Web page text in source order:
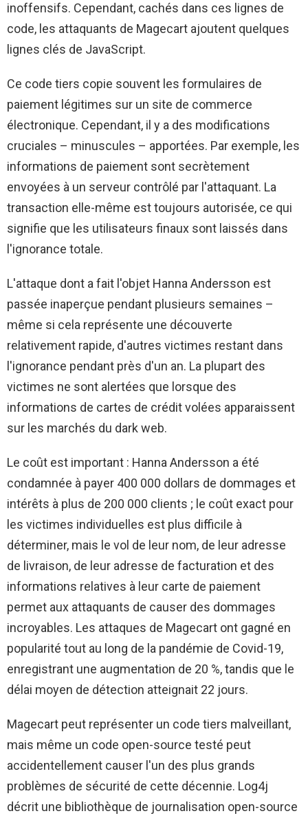
inoffensifs. Cependant, cachés dans ces lignes de
code, les attaquants de Magecart ajoutent quelques
lignes clés de JavaScript.
Ce code tiers copie souvent les formulaires de
paiement légitimes sur un site de commerce
électronique. Cependant, il y a des modifications
cruciales – minuscules – apportées. Par exemple, les
informations de paiement sont secrètement
envoyées à un serveur contrôlé par l'attaquant. La
transaction elle-même est toujours autorisée, ce qui
signifie que les utilisateurs finaux sont laissés dans
l'ignorance totale.
L'attaque dont a fait l'objet Hanna Andersson est
passée inaperçue pendant plusieurs semaines –
même si cela représente une découverte
relativement rapide, d'autres victimes restant dans
l'ignorance pendant près d'un an. La plupart des
victimes ne sont alertées que lorsque des
informations de cartes de crédit volées apparaissent
sur les marchés du dark web.
Le coût est important : Hanna Andersson a été
condamnée à payer 400 000 dollars de dommages et
intérêts à plus de 200 000 clients ; le coût exact pour
les victimes individuelles est plus difficile à
déterminer, mais le vol de leur nom, de leur adresse
de livraison, de leur adresse de facturation et des
informations relatives à leur carte de paiement
permet aux attaquants de causer des dommages
incroyables. Les attaques de Magecart ont gagné en
popularité tout au long de la pandémie de Covid-19,
enregistrant une augmentation de 20 %, tandis que le
délai moyen de détection atteignait 22 jours.
Magecart peut représenter un code tiers malveillant,
mais même un code open-source testé peut
accidentellement causer l'un des plus grands
problèmes de sécurité de cette décennie. Log4j
décrit une bibliothèque de journalisation open-source